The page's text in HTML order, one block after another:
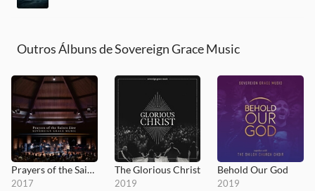
Outros Álbuns de Sovereign Grace Music
Prayers of the Saints
2017
The Glorious Christ
2019
Behold Our God
2019